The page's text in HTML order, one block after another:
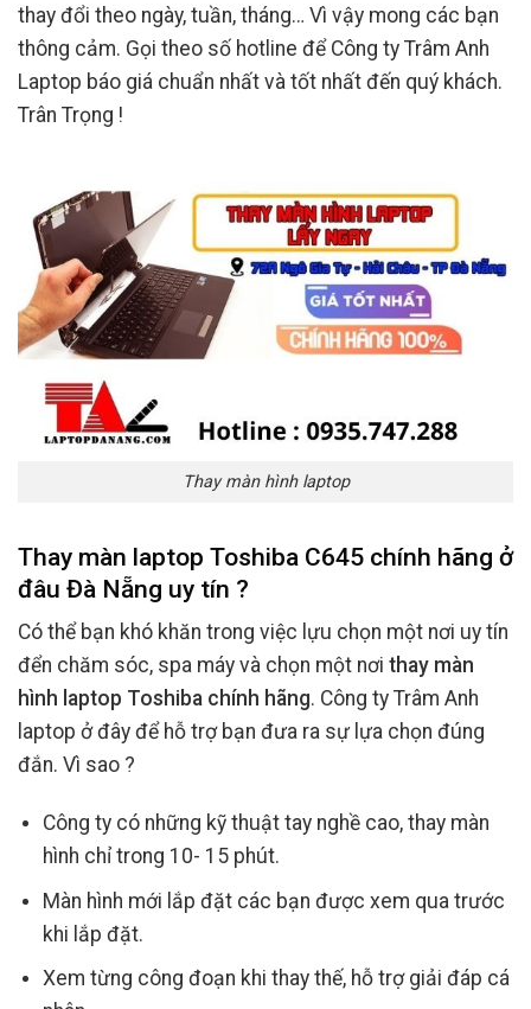
thay đổi theo ngày, tuần, tháng… Vì vậy mong các bạn
thông cảm. Gọi theo số hotline để Công ty Trâm Anh
Laptop báo giá chuẩn nhất và tốt nhất đến quý khách.
Trân Trọng !
Thay màn hình laptop
Thay màn laptop Toshiba C645 chính hãng ở
đâu Đà Nẵng uy tín ?
Có thể bạn khó khăn trong việc lựu chọn một nơi uy tín
đển chăm sóc, spa máy và chọn một nơi thay màn
hình laptop Toshiba chính hãng. Công ty Trâm Anh
laptop ở đây để hỗ trợ bạn đưa ra sự lựa chọn đúng
đắn. Vì sao ?
Công ty có những kỹ thuật tay nghề cao, thay màn
hình chỉ trong 10- 15 phút.
Màn hình mới lắp đặt các bạn được xem qua trước
khi lắp đặt.
Xem từng công đoạn khi thay thế, hỗ trợ giải đáp cá